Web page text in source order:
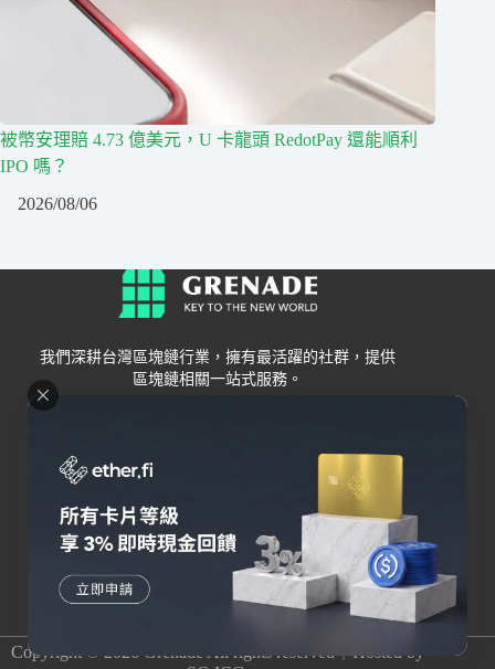
被幣安理賠 4.73 億美元，U 卡龍頭 RedotPay 還能順利
IPO 嗎？
2026/08/06
我們深耕台灣區塊鏈行業，擁有最活躍的社群，提供
區塊鏈相關一站式服務。
Grenade
關於我們
聯絡我們
錢包
交易所
Bybit
OKX
HOYA BIT
其他
Copyright © 2026 Grenade All rights reserved｜Hosted by